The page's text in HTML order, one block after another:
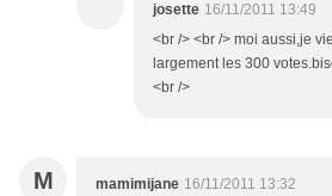
josette 16/11/2011 13:49
<br /> <br /> moi aussi,je
largement les 300
<br />
M mamimijane 16/11/2011 13:32